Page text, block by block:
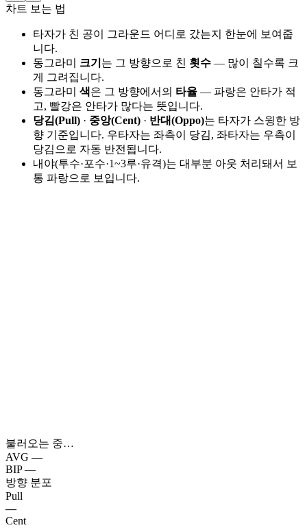
차트 보는 법
타자가 친 공이 그라운드 어디로 갔는지 한눈에 보여줍
니다.
동그라미 크기 는 그 방향으로 친 횟수 — 많이 칠수록 크
게 그려집니다.
동그라미 색은 그 방향에서의 타율 — 파랑은 안타가 적
고, 빨강은 안타가 많다는 뜻입니다.
당김(Pull) · 중앙(Cent) · 반대(Oppo)는 타자가 스윙한 방
향 기준입니다. 우타자는 좌측이 당김, 좌타자는 우측이
당김으로 자동 반전됩니다.
내야(투수·포수·1~3루·유격)는 대부분 아웃 처리돼서 보
통 파랑으로 보입니다.
불러오는 중…
AVG —
BIP —
방향 분포
Pull
—
Cent